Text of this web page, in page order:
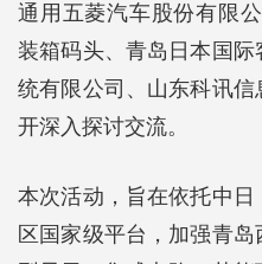
通用五菱汽车股份有限
装箱码头、青岛日本国
统有限公司、山东科讯
开深入探讨交流。
本次活动，旨在依托中
区国家级平台，加强青